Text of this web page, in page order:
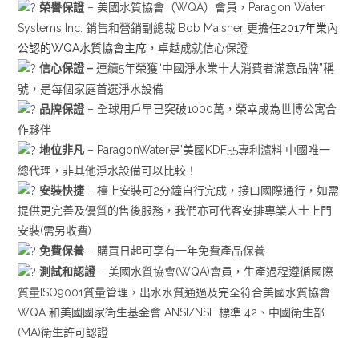
榮譽保證 – 美國水質協會（WQA）會員，Paragon Water
Systems Inc. 銷售和營銷副總裁 Bob Maisner 更擔任2017年業內
公認的WQA水質協會主席 ，卓越成就信心保證
信心保證 –連續5年榮獲“中國淨水業十大消費者滿意品牌”稱
號，是每個家庭首選淨水設備
品牌保證 –全球用戶早已突破1000萬，榮幸成為世博公寓合
作夥伴
地位非凡 – ParagonWater是’美國KDF55專利濾料’中國唯一
總代理，非其他淨水設備可以比較！
安裝快捷 – 檯上安裝可2分鐘自行完成，接口國際通行，如需
提供更完善及優質的售後服務，我們亦可代客安排專業人士上門
安裝(需另收費)
免費保養 – 購買日起可享有一年免費產品保養
測試和認證 – 美國水質協會(WQA)會員，生產過程遵循國際
質量ISO9001質量管理，出水水質通過及完全符合美國水質協會
WQA 和美國國家衛生基金會 ANSI/NSF 標準 42、中國衛生部
(MA)衛生許可認證